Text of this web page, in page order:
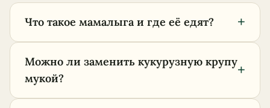
Что такое мамалыга и где её едят? +
Можно ли заменить кукурузную крупу
мукой?
+